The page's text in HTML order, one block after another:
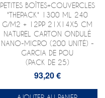
PETITES BOÎTES+COUVERCLES
"THEPACK" 1300 ML 240
G/M2 + 12PP 21X14X5 CM
NATUREL CARTON ONDULÉ
NANO-MICRO (200 UNITÉ) -
GARCIA DE POU
(PACK DE 25)
93,20 €